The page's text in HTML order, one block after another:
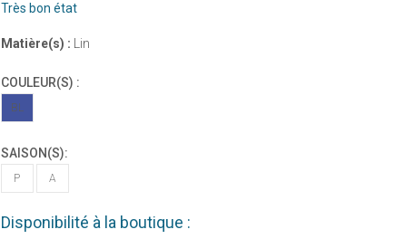
Très bon état
Matière(s) : Lin
COULEUR(S) :
BL
SAISON(S):
P A
Disponibilité à la boutique :